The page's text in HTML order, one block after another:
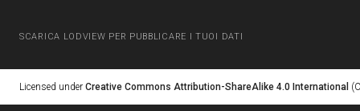
SCARICA LODVIEW PER PUBBLICARE I TUOI DATI
Licensed under Creative Commons Attribution-ShareAlike 4.0 International